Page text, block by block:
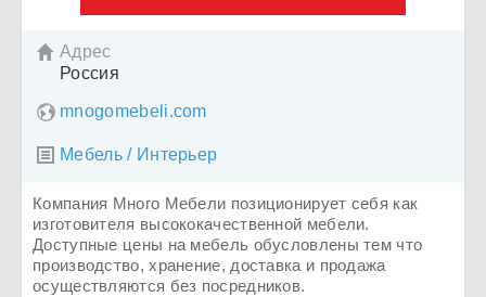
 Адрес
Россия
mnogomebeli.com
 Мебель / Интерьер
Компания Много Мебели позиционирует себя как
изготовителя высококачественной мебели.
Доступные цены на мебель обусловлены тем что
производство, хранение, доставка и продажа
осуществляются без посредников.